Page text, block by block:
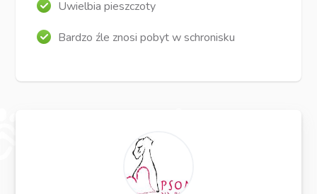
Uwielbia pieszczoty
Bardzo źle znosi pobyt w schronisku